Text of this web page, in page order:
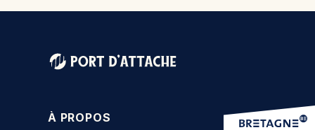
À PROPOS